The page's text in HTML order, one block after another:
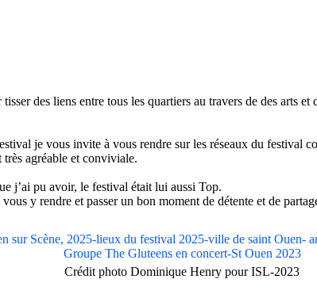
des liens entre tous les quartiers au travers de des arts
je vous invite à vous rendre sur les réseaux du festival
très agréable et conviviale.
j’ai pu avoir, le festival était lui aussi Top.
y rendre et passer un bon moment de détente et de
Crédit photo Dominique Henry pour ISL-2023